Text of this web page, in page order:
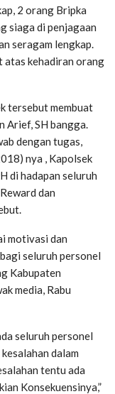
2 orang Bripka
siaga di penjagaan
seragam lengkap.
atas kehadiran orang
tersebut membuat
Arief, SH bangga.
dengan tugas,
nya , Kapolsek
di hadapan seluruh
dan
motivasi dan
seluruh personel
Kabupaten
media, Rabu
seluruh personel
dalam
tentu ada
Konsekuensinya,”